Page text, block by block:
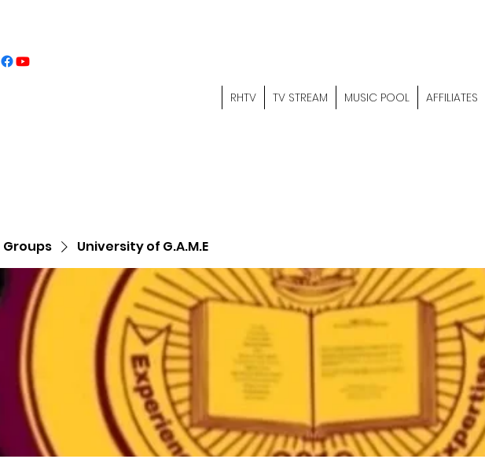
RHTV TV STREAM MUSIC POOL AFFILIATES
Groups University of G.A.M.E